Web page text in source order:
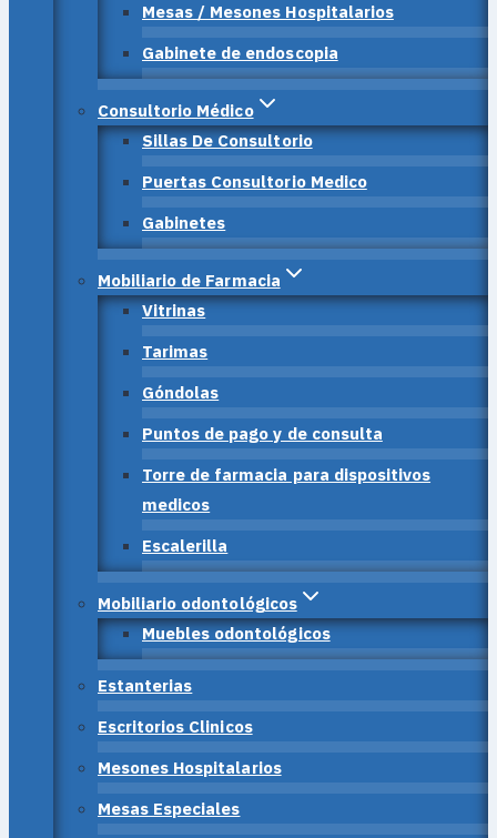
Mesas / Mesones Hospitalarios
Gabinete de endoscopia
Consultorio Médico
Sillas De Consultorio
Puertas Consultorio Medico
Gabinetes
Mobiliario de Farmacia
Vitrinas
Tarimas
Góndolas
Puntos de pago y de consulta
Torre de farmacia para dispositivos
medicos
Escalerilla
Mobiliario odontológicos
Muebles odontológicos
Estanterias
Escritorios Clinicos
Mesones Hospitalarios
Mesas Especiales